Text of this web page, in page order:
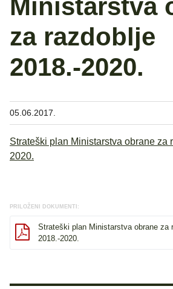
Ministarstva
za razdoblje
2018.-2020.
05.06.2017.
Strateški plan Ministarstva obrane za
2020.
PRILOŽENI DOKUMENTI:
Strateški plan Ministarstva obrane za
2018.-2020.